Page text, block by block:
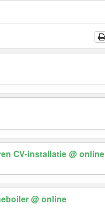
CV-installatie@ online
@ online